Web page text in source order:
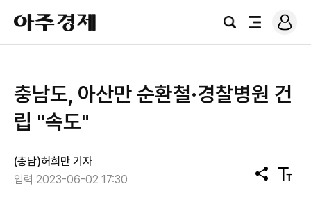
아
주
경
검
전
로
그
충남도, 아산만 순환철·경찰병원 건
립 "속도"
(충남)허희만 기자
입력 2023-06-02 17:30
공
유
텍
스